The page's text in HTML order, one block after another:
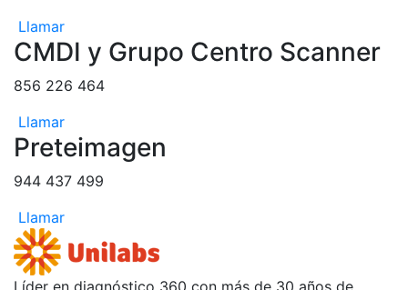
Llamar
CMDI y Grupo Centro Scanner
856 226 464
Llamar
Preteimagen
944 437 499
Llamar
Líder en diagnóstico 360 con más de 30 años de